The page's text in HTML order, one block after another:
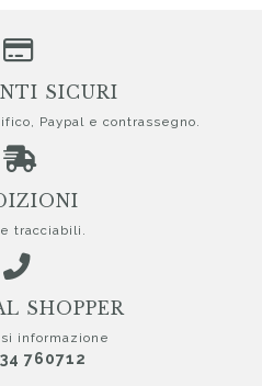
SICURI
Paypal e contrassegno.
tracciabili.
SHOPPER
informazione
760712